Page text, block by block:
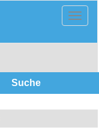
Suche